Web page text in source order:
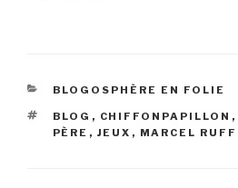
CATÉGORIES
BLOGOSPHÈRE EN FOLIE
ÉTIQUETTES
BLOG , CHIFFONPAPILLON ,
PÈRE , JEUX , MARCEL